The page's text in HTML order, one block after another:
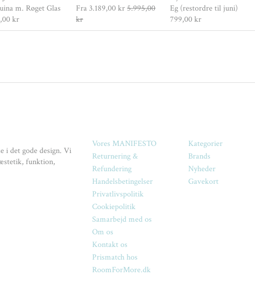
m. Røget Glas
kr
Fra 3.189,00 kr 5.995,00
kr
Eg (restordre til juni)
799,00 kr
i det gode design. Vi
funktion,
Vores MANIFESTO
Returnering &
Refundering
Handelsbetingelser
Privatlivspolitik
Cookiepolitik
Samarbejd med os
Om os
Kontakt os
Prismatch hos
RoomForMore.dk
Kategorier
Brands
Nyheder
Gavekort